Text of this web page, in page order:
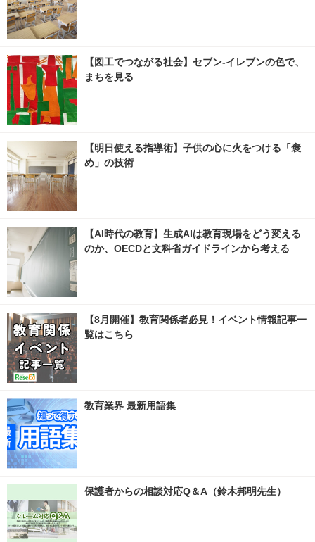
【図工でつながる社会】セブン‐イレブンの色で、
まちを見る
【明日使える指導術】子供の心に火をつける「褒
め」の技術
【AI時代の教育】生成AIは教育現場をどう変える
のか、OECDと文科省ガイドラインから考える
【8月開催】教育関係者必見！イベント情報記事一
覧はこちら
教育業界 最新用語集
保護者からの相談対応Q＆A（鈴木邦明先生）